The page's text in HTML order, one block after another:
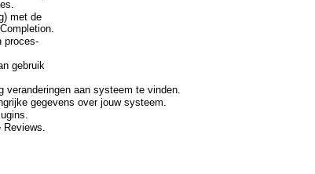
met de
proces-
gebruik
veranderingen aan systeem te vinden.
gegevens over jouw systeem.
Reviews.